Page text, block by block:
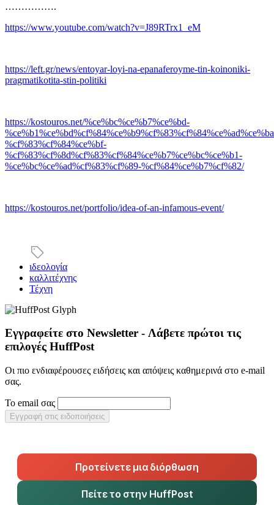
…………….
https://www.youtube.com/watch?v=J89RTrx1_eM
https://left.gr/news/entoyar-loyi-na-epanaferoyme-tin-koinoniki-
pragmatikotita-stin-politiki
https://kostouros.net/%ce%bc%ce%b7%ce%bd-
%cf%83%cf%84%ce%bf-
%cf%83%cf%8d%cf%83%cf%84%ce%b7%ce%bc%ce%b1-
%ce%bc%ce%ad%cf%83%cf%89-%cf%84%ce%b7%cf%82/
https://kostouros.net/portfolio/idea-of-an-infamous-event/
ιδεολογία
καλλιτέχνης
Τέχνη
Εγγραφείτε στο Newsletter - Λάβετε πρώτοι τις
επιλογές HuffPost
Οι πιο ενδιαφέρουσες ειδήσεις και απόψεις καθημερινά στο e-mail
σας.
Το email σας
Εγγραφή στις ειδοποιήσεις
Προτείνετε μια διόρθωση
Πείτε το στην HuffPost